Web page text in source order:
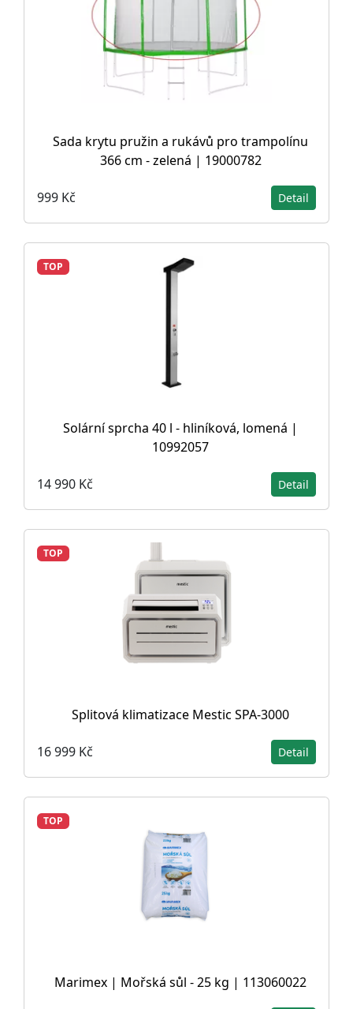
Sada krytu pružin a rukávů pro trampolínu
366 cm - zelená | 19000782
999 Kč Detail
TOP
Solární sprcha 40 l - hliníková, lomená |
10992057
14 990 Kč Detail
TOP
Splitová klimatizace Mestic SPA-3000
16 999 Kč Detail
TOP
Marimex | Mořská sůl - 25 kg | 113060022